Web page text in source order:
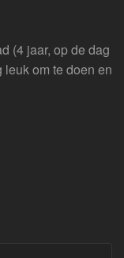
(4 jaar, op de dag
leuk om te doen en